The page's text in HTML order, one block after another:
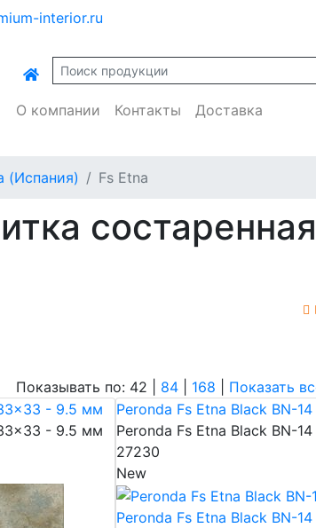
interior.ru
О компании Контакты Доставка
(Испания) Fs Etna
по: 42 | 84 168
Показать
- 9.5 мм
- 9.5 мм
Peronda Fs Etna Black BN-
Peronda Fs Etna Black BN-
27230
New
Peronda Fs Etna Black BN-